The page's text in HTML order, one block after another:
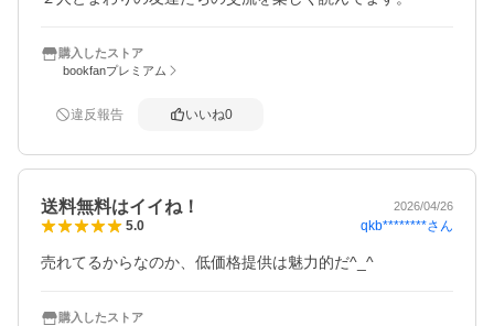
購入したストア
bookfanプレミアム
違反報告 いいね0
送料無料はイイね！ 2026/04/26
5.0 qkb********さん
売れてるからなのか、低価格提供は魅力的だ^_^
購入したストア